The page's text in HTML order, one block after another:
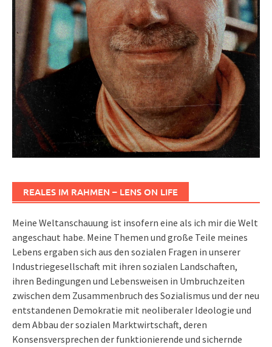
REALES IM RAHMEN – LENS ON LIFE
Meine Weltanschauung ist insofern eine als ich mir die Welt
angeschaut habe. Meine Themen und große Teile meines
Lebens ergaben sich aus den sozialen Fragen in unserer
Industriegesellschaft mit ihren sozialen Landschaften,
ihren Bedingungen und Lebensweisen in Umbruchzeiten
zwischen dem Zusammenbruch des Sozialismus und der neu
entstandenen Demokratie mit neoliberaler Ideologie und
dem Abbau der sozialen Marktwirtschaft, deren
Konsensversprechen der funktionierende und sichernde